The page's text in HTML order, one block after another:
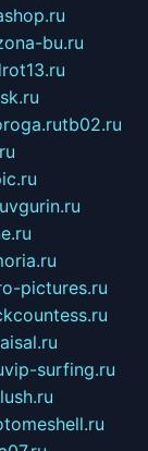
bu.ru
tb02.ru
vgurin.ru
pictures.ru
vip-surfing.ru